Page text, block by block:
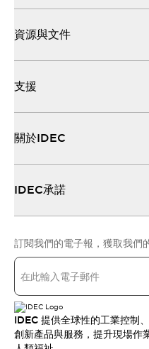
資源與文件
支援
關於IDEC
IDEC承諾
訂閱我們的電子報，獲取我們
IDEC 提供全球性的工業控制
創新產品與服務，提升現場作